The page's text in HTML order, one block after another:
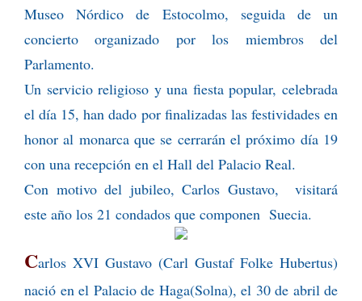
Museo Nórdico de Estocolmo, seguida de un
concierto organizado por los miembros del
Parlamento.
Un servicio religioso y una fiesta popular, celebrada
el día 15, han dado por finalizadas las festividades en
honor al monarca que se cerrarán el próximo día 19
con una recepción en el Hall del Palacio Real.
Con motivo del jubileo, Carlos Gustavo, visitará
este año los 21 condados que componen Suecia.
Carlos XVI Gustavo (Carl Gustaf Folke Hubertus)
nació en el Palacio de Haga(Solna), el 30 de abril de